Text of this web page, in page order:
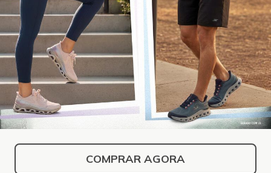
COMPRAR AGORA